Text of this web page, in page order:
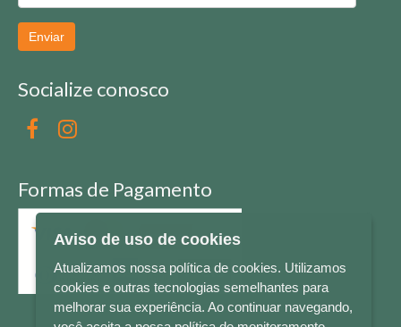
Enviar
Socialize conosco
Formas de Pagamento
Aviso de uso de cookies
Atualizamos nossa política de cookies. Utilizamos
cookies e outras tecnologias semelhantes para
melhorar sua experiência. Ao continuar navegando,